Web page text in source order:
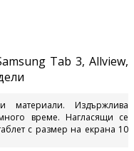
Tab 3, Allview,
материали. Издържлива
време. Нагласящи се
с размер на екрана 10